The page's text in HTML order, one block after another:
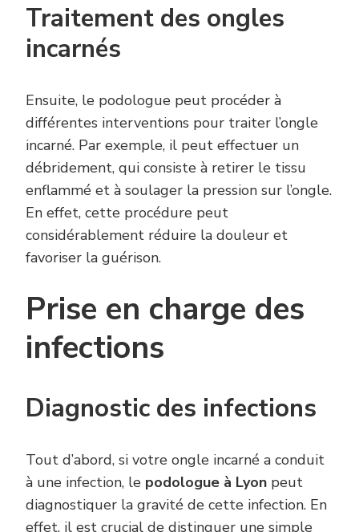
Traitement des ongles
incarnés
Ensuite, le podologue peut procéder à
différentes interventions pour traiter l’ongle
incarné. Par exemple, il peut effectuer un
débridement, qui consiste à retirer le tissu
enflammé et à soulager la pression sur l’ongle.
En effet, cette procédure peut
considérablement réduire la douleur et
favoriser la guérison.
Prise en charge des
infections
Diagnostic des infections
Tout d’abord, si votre ongle incarné a conduit
à une infection, le podologue à Lyon peut
diagnostiquer la gravité de cette infection. En
effet, il est crucial de distinguer une simple